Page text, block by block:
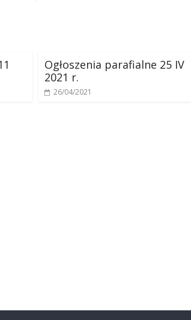
Ogłoszenia parafialne 25 IV
2021 r.
26/04/2021